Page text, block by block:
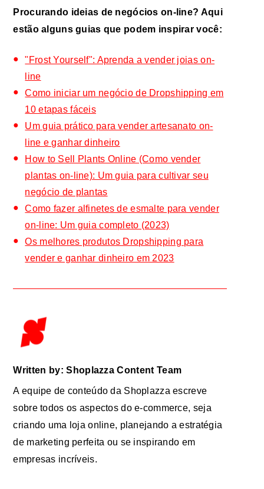
Procurando ideias de negócios on-line? Aqui
estão alguns guias que podem inspirar você:
"Frost Yourself": Aprenda a vender joias on-
line
Como iniciar um negócio de Dropshipping em
10 etapas fáceis
Um guia prático para vender artesanato on-
line e ganhar dinheiro
How to Sell Plants Online (Como vender
plantas on-line): Um guia para cultivar seu
negócio de plantas
Como fazer alfinetes de esmalte para vender
on-line: Um guia completo (2023)
Os melhores produtos Dropshipping para
vender e ganhar dinheiro em 2023
Written by: Shoplazza Content Team
A equipe de conteúdo da Shoplazza escreve
sobre todos os aspectos do e-commerce, seja
criando uma loja online, planejando a estratégia
de marketing perfeita ou se inspirando em
empresas incríveis.